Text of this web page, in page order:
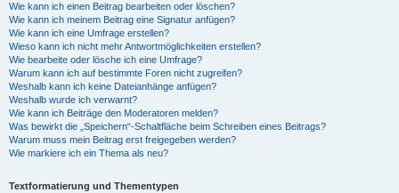
Wie kann ich einen Beitrag bearbeiten oder löschen?
Wie kann ich meinem Beitrag eine Signatur anfügen?
Wie kann ich eine Umfrage erstellen?
Wieso kann ich nicht mehr Antwortmöglichkeiten erstellen?
Wie bearbeite oder lösche ich eine Umfrage?
Warum kann ich auf bestimmte Foren nicht zugreifen?
Weshalb kann ich keine Dateianhänge anfügen?
Weshalb wurde ich verwarnt?
Wie kann ich Beiträge den Moderatoren melden?
Was bewirkt die „Speichern“-Schaltfläche beim Schreiben eines Beitrags?
Warum muss mein Beitrag erst freigegeben werden?
Wie markiere ich ein Thema als neu?
Textformatierung und Thementypen